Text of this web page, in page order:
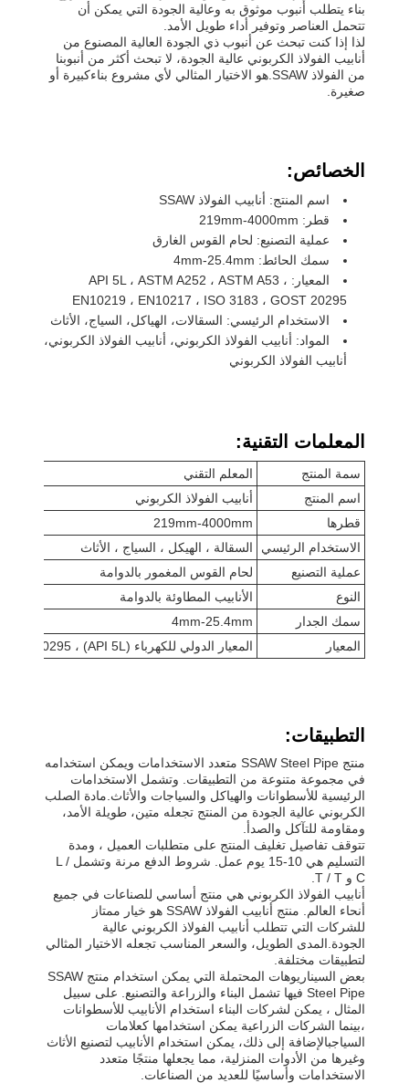
بناء يتطلب أنبوب موثوق به وعالية الجودة التي يمكن أن
تتحمل العناصر وتوفير أداء طويل الأمد.
لذا إذا كنت تبحث عن أنبوب ذي الجودة العالية المصنوع من
أنابيب الفولاذ الكربوني عالية الجودة، لا تبحث أكثر من أنبوبنا
من الفولاذ SSAW.هو الاختيار المثالي لأي مشروع بناءكبيرة أو
صغيرة.
الخصائص:
اسم المنتج: أنابيب الفولاذ SSAW
قطر: 219mm-4000mm
عملية التصنيع: لحام القوس الغارق
سمك الحائط: 4mm-25.4mm
المعيار: API 5L ، ASTM A252 ، ASTM A53 ،
EN10219 ، EN10217 ، ISO 3183 ، GOST 20295
الاستخدام الرئيسي: السقالات، الهياكل، السياج، الأثاث
المواد: أنابيب الفولاذ الكربوني، أنابيب الفولاذ الكربوني،
أنابيب الفولاذ الكربوني
المعلمات التقنية:
سمة المنتج
المعلم التقني
اسم المنتج
أنابيب الفولاذ الكربوني
قطرها
219mm-4000mm
الاستخدام الرئيسي
السقالة ، الهيكل ، السياج ، الأثاث
عملية التصنيع
لحام القوس المغمور بالدوامة
النوع
الأنابيب المطاوئة بالدوامة
سمك الجدار
4mm-25.4mm
المعيار
المعيار الدولي للكهرباء (API 5L) ، ASTM A252 ، ASTM A53 ، EN10219 ، EN10217 ، ISO 3183 ، GOST 20295
التطبيقات:
منتج SSAW Steel Pipe متعدد الاستخدامات ويمكن استخدامه
في مجموعة متنوعة من التطبيقات. وتشمل الاستخدامات
الرئيسية للأسطوانات والهياكل والسياجات والأثاث.مادة الصلب
الكربوني عالية الجودة من المنتج تجعله متين، طويلة الأمد،
ومقاومة للتآكل والصدأ.
تتوقف تفاصيل تغليف المنتج على متطلبات العميل ، ومدة
التسليم هي 10-15 يوم عمل. شروط الدفع مرنة وتشمل L /
C و T / T.
أنابيب الفولاذ الكربوني هي منتج أساسي للصناعات في جميع
أنحاء العالم. منتج أنابيب الفولاذ SSAW هو خيار ممتاز
للشركات التي تتطلب أنابيب الفولاذ الكربوني عالية
الجودة.المدى الطويل، والسعر المناسب تجعله الاختيار المثالي
لتطبيقات مختلفة.
بعض السيناريوهات المحتملة التي يمكن استخدام منتج SSAW
Steel Pipe فيها تشمل البناء والزراعة والتصنيع. على سبيل
المثال ، يمكن لشركات البناء استخدام الأنابيب للأسطوانات
،بينما الشركات الزراعية يمكن استخدامها كعلامات
السياجبالإضافة إلى ذلك، يمكن استخدام الأنابيب لتصنيع الأثاث
وغيرها من الأدوات المنزلية، مما يجعلها منتجًا متعدد
الاستخدامات وأساسيًا للعديد من الصناعات.